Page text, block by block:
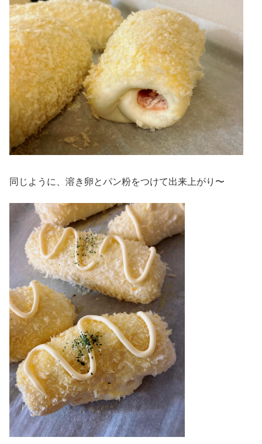
同じように、溶き卵とパン粉をつけて出来上がり〜